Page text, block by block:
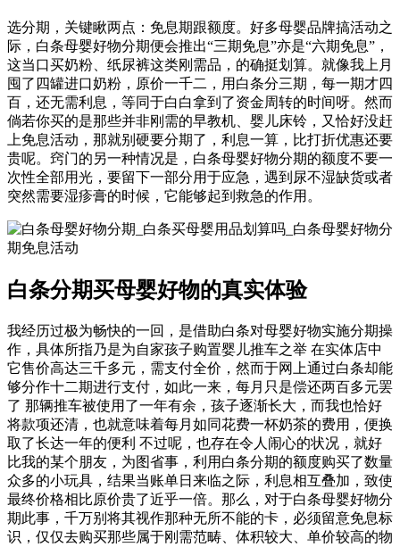
选分期，关键瞅两点：免息期跟额度。好多母婴品牌搞活动之
际，白条母婴好物分期便会推出“三期免息”亦是“六期免息”，
这当口买奶粉、纸尿裤这类刚需品，的确挺划算。就像我上月
囤了四罐进口奶粉，原价一千二，用白条分三期，每一期才四
百，还无需利息，等同于白白拿到了资金周转的时间呀。然而
倘若你买的是那些并非刚需的早教机、婴儿床铃，又恰好没赶
上免息活动，那就别硬要分期了，利息一算，比打折优惠还要
贵呢。窍门的另一种情况是，白条母婴好物分期的额度不要一
次性全部用光，要留下一部分用于应急，遇到尿不湿缺货或者
突然需要湿疹膏的时候，它能够起到救急的作用。
白条分期买母婴好物的真实体验
我经历过极为畅快的一回，是借助白条对母婴好物实施分期操
作，具体所指乃是为自家孩子购置婴儿推车之举 在实体店中
它售价高达三千多元，需支付全价，然而于网上通过白条却能
够分作十二期进行支付，如此一来，每月只是偿还两百多元罢
了 那辆推车被使用了一年有余，孩子逐渐长大，而我也恰好
将款项还清，也就意味着每月如同花费一杯奶茶的费用，便换
取了长达一年的便利 不过呢，也存在令人闹心的状况，就好
比我的某个朋友，为图省事，利用白条分期的额度购买了数量
众多的小玩具，结果当账单日来临之际，利息相互叠加，致使
最终价格相比原价贵了近乎一倍。那么，对于白条母婴好物分
期此事，千万别将其视作那种无所不能的卡，必须留意免息标
识，仅仅去购买那些属于刚需范畴、体积较大、单价较高的物